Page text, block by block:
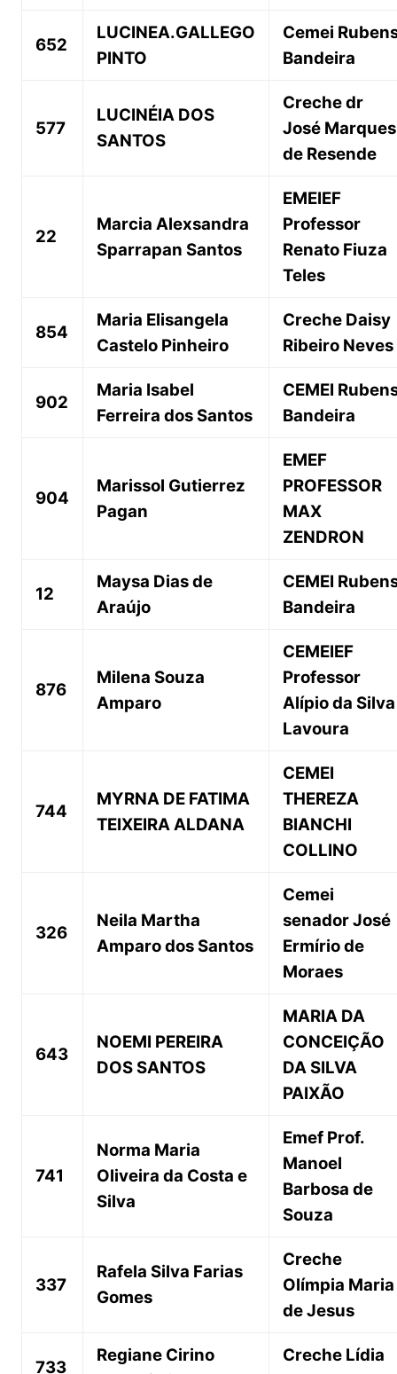
652
LUCINEA.GALLEGO
PINTO
Cemei
Bandeira
577
LUCINÉIA DOS
SANTOS
Creche dr
José Marques
de Resende
22
Marcia Alexsandra
Sparrapan Santos
EMEIEF
Professor
Renato Fiuza
Teles
854
Maria Elisangela
Castelo Pinheiro
Creche Daisy
Ribeiro Neves
902
Maria Isabel
Ferreira dos Santos
CEMEI
Bandeira
904
Marissol Gutierrez
Pagan
EMEF
PROFESSOR
MAX
ZENDRON
12
Maysa Dias de
Araújo
CEMEI
Bandeira
876
Milena Souza
Amparo
CEMEIEF
Professor
Alípio da Silva
Lavoura
744
MYRNA DE FATIMA
TEIXEIRA ALDANA
CEMEI
THEREZA
BIANCHI
COLLINO
326
Neila Martha
Amparo dos Santos
Cemei
senador José
Ermírio de
Moraes
643
NOEMI PEREIRA
DOS SANTOS
MARIA DA
CONCEIÇÃO
DA SILVA
PAIXÃO
741
Norma Maria
Oliveira da Costa e
Silva
Emef Prof.
Manoel
Barbosa de
Souza
337
Rafela Silva Farias
Gomes
Creche
Olímpia Maria
de Jesus
733
Regiane Cirino
Creche Lídia